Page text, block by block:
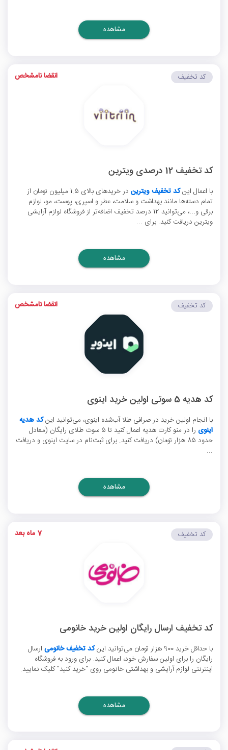
مشاهده
کد تخفیف 12 درصدی ویترین
با اعمال اینکد تخفیف ویترین
در خریدهای بالای 1.5 میلیون تومان از
تمام دسته‌ها مانند بهداشت و سلامت، عطر و اسپری، پوست، مو، لوازم
برقی و...، می‌توانید 12 درصد تخفیف اضافه‌تر از فروشگاه لوازم آرایشی
ویترین دریافت کنید. برای ...
کد تخفیف انقضا نامشخص
مشاهده
کد هدیه 5 سوتی اولین خرید اینوی
با انجام اولین خرید در صرافی طلا آب‌شده اینوی، می‌توانید اینکد هدیه
اینوی
را در منو کارت هدیه اعمال کنید تا 5 سوت طلای رایگان (معادل
حدود 85 هزار تومان) دریافت کنید. برای ثبت‌نام در سایت اینوی و دریافت
...
کد تخفیف انقضا نامشخص
مشاهده
کد تخفیف ارسال رایگان اولین خرید خانومی
با حداقل خرید 900 هزار تومان می‌توانید این کد تخفیف خانومی ارسال
رایگان را برای اولین سفارش خود، اعمال کنید. برای ورود به فروشگاه
اینترنتی لوازم آرایشی و بهداشتی خانومی روی "خرید کنید" کلیک نمایید.
کد تخفیف 7 ماه بعد
مشاهده